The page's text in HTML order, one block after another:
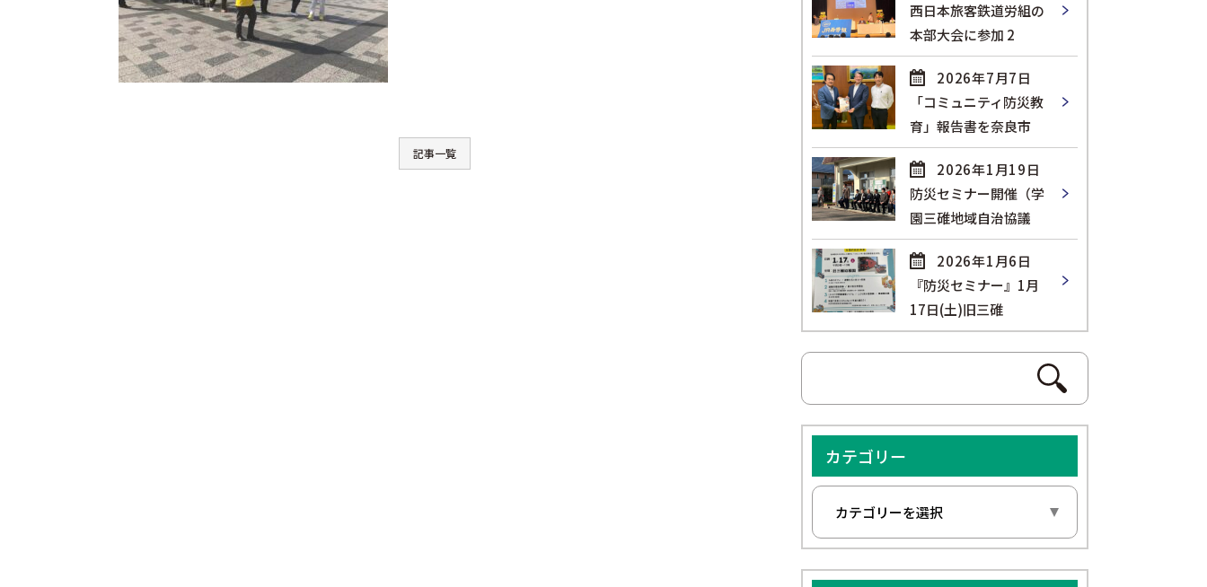
記事一覧
西日本旅客鉄道労組の
本部大会に参加 2
2026年7月7日
「コミュニティ防災教
育」報告書を奈良市
2026年1月19日
防災セミナー開催（学
園三碓地域自治協議
2026年1月6日
『防災セミナー』1月
17日(土)旧三碓
カテゴリー